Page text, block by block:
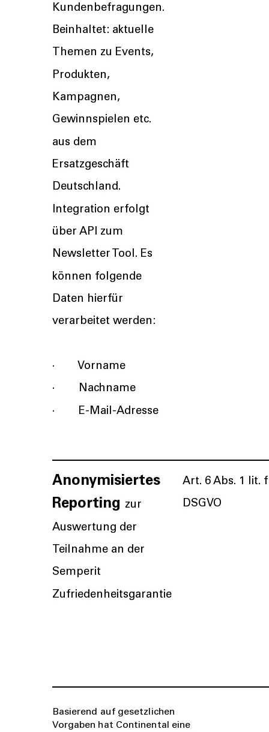
Kundenbefragungen.
Beinhaltet: aktuelle
Themen zu Events,
Produkten,
Kampagnen,
Gewinnspielen etc.
aus dem
Ersatzgeschäft
Deutschland.
Integration erfolgt
über API zum
Newsletter Tool. Es
können folgende
Daten hierfür
verarbeitet werden:
· Vorname
· Nachname
· E-Mail-Adresse
Anonymisiertes
Reporting zur
Auswertung der
Teilnahme an der
Semperit
Zufriedenheitsgarantie
Art. 6 Abs. 1 lit. f
DSGVO
Basierend auf gesetzlichen
Vorgaben hat Continental eine